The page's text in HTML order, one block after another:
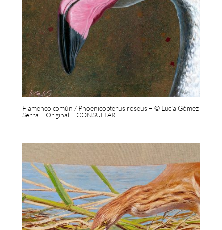
Flamenco común / Phoenicopterus roseus – © Lucía Gómez
Serra – Original – CONSULTAR